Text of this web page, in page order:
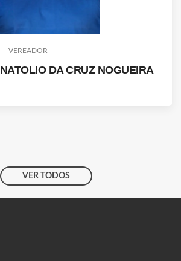
VEREADOR
DA CRUZ NOGUEIRA
VER TODOS